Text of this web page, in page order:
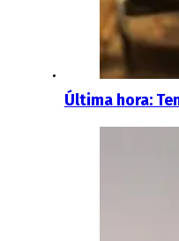
Última hora: